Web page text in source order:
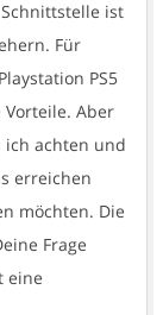
Schnittstelle ist
Für
PS5
Aber
ich achten und
erreichen
möchten. Die
Frage
eine